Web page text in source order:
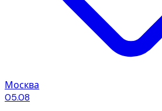
Москва
05.08